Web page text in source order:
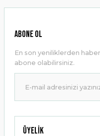
Ürün resmi kalitesiz,
Ürün bilgilerinde hatalar
Ürün fiyatı diğer
Bu ürüne benzer farklı
Üyelik
ABONE OL
En son yeniliklerden
abone olabilirsiniz.